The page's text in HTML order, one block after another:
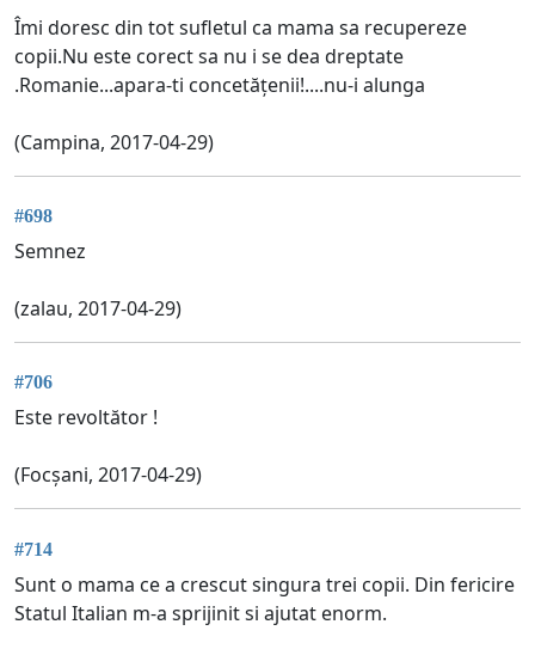
Îmi doresc din tot sufletul ca mama sa recupereze
copii.Nu este corect sa nu i se dea dreptate
.Romanie...apara-ti concetățenii!....nu-i alunga
(Campina, 2017-04-29)
#698
Semnez
(zalau, 2017-04-29)
#706
Este revoltător !
(Focșani, 2017-04-29)
#714
Sunt o mama ce a crescut singura trei copii. Din fericire
Statul Italian m-a sprijinit si ajutat enorm.